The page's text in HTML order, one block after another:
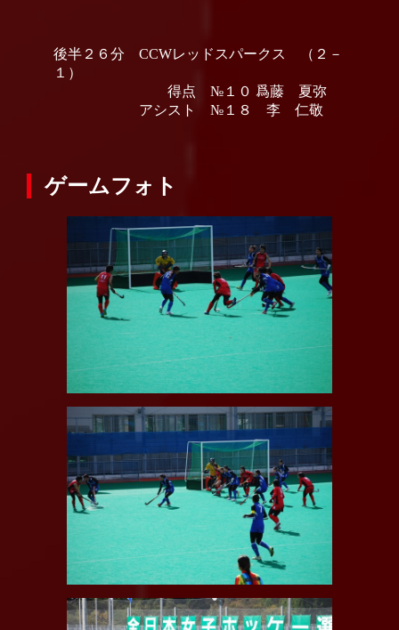
後半２６分 CCWレッドスパークス （２－
１）
得点 №１０ 爲藤 夏弥
アシスト №１８ 李 仁敬
ゲームフォト